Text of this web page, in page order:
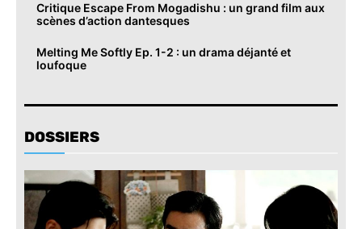
Critique Escape From Mogadishu : un grand film aux
scènes d’action dantesques
Melting Me Softly Ep. 1-2 : un drama déjanté et
loufoque
DOSSIERS